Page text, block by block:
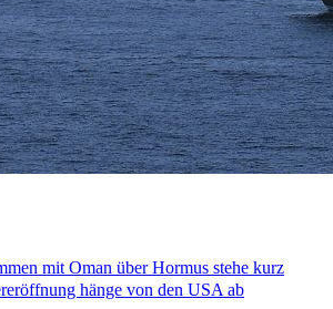
mit Oman über Hormus stehe kurz
hänge von den USA ab